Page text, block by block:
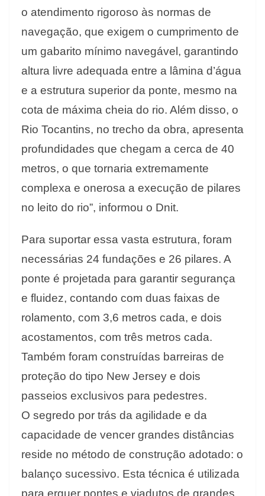
o atendimento rigoroso às normas de
navegação, que exigem o cumprimento de
um gabarito mínimo navegável, garantindo
altura livre adequada entre a lâmina d’água
e a estrutura superior da ponte, mesmo na
cota de máxima cheia do rio. Além disso, o
Rio Tocantins, no trecho da obra, apresenta
profundidades que chegam a cerca de 40
metros, o que tornaria extremamente
complexa e onerosa a execução de pilares
no leito do rio”, informou o Dnit.
Para suportar essa vasta estrutura, foram
necessárias 24 fundações e 26 pilares. A
ponte é projetada para garantir segurança
e fluidez, contando com duas faixas de
rolamento, com 3,6 metros cada, e dois
acostamentos, com três metros cada.
Também foram construídas barreiras de
proteção do tipo New Jersey e dois
passeios exclusivos para pedestres.
O segredo por trás da agilidade e da
capacidade de vencer grandes distâncias
reside no método de construção adotado: o
balanço sucessivo. Esta técnica é utilizada
para erguer pontes e viadutos de grandes